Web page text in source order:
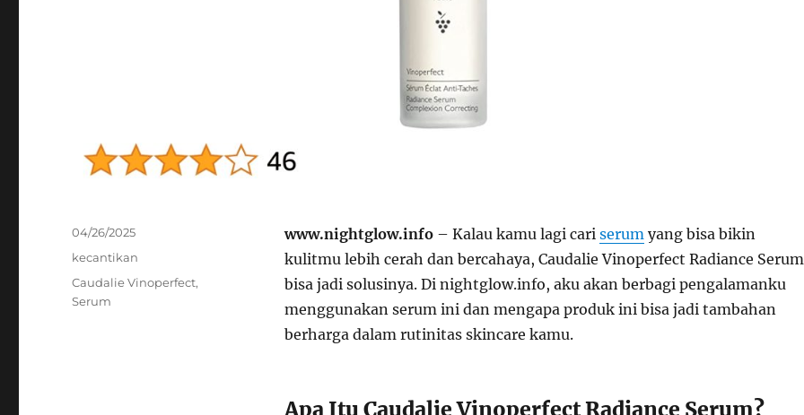
www.nightglow.info– Kalau kamu lagi cari serum yang bisa bikin
kulitmu lebih cerah dan bercahaya, Caudalie Vinoperfect Radiance Serum
bisa jadi solusinya. Di nightglow.info, aku akan berbagi pengalamanku
menggunakan serum ini dan mengapa produk ini bisa jadi tambahan
berharga dalam rutinitas skincare kamu.
Apa Itu Caudalie Vinoperfect Radiance Serum?
Posted
on
04/26/2025
Categories
kecantikan
Tags
Caudalie Vinoperfect,
Serum